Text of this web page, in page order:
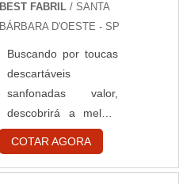
BEST FABRIL / SANTA
BÁRBARA D'OESTE - SP
Buscando por toucas
descartáveis
sanfonadas valor,
descobrirá a melhor
empresa do
segmento.
Elaborando um
COTAR AGORA